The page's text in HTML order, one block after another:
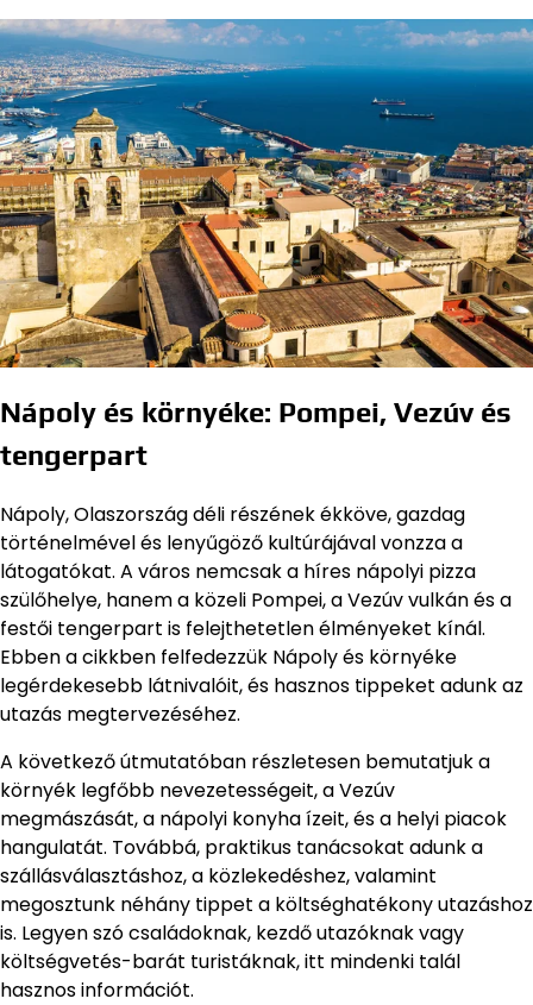
Nápoly és környéke: Pompei, Vezúv és
tengerpart
Nápoly, Olaszország déli részének ékköve, gazdag
történelmével és lenyűgöző kultúrájával vonzza a
látogatókat. A város nemcsak a híres nápolyi pizza
szülőhelye, hanem a közeli Pompei, a Vezúv vulkán és a
festői tengerpart is felejthetetlen élményeket kínál.
Ebben a cikkben felfedezzük Nápoly és környéke
legérdekesebb látnivalóit, és hasznos tippeket adunk az
utazás megtervezéséhez.
A következő útmutatóban részletesen bemutatjuk a
környék legfőbb nevezetességeit, a Vezúv
megmászását, a nápolyi konyha ízeit, és a helyi piacok
hangulatát. Továbbá, praktikus tanácsokat adunk a
szállásválasztáshoz, a közlekedéshez, valamint
megosztunk néhány tippet a költséghatékony utazáshoz
is. Legyen szó családoknak, kezdő utazóknak vagy
költségvetés-barát turistáknak, itt mindenki talál
hasznos információt.